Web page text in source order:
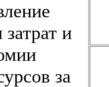
и
за